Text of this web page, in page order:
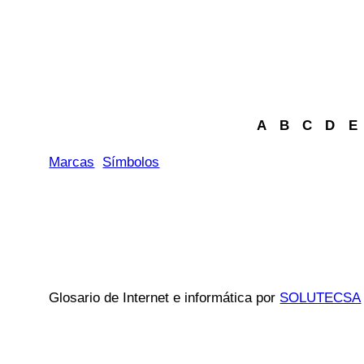
A B C D E
Marcas Símbolos
Glosario de Internet e informática por SOLUTECSA